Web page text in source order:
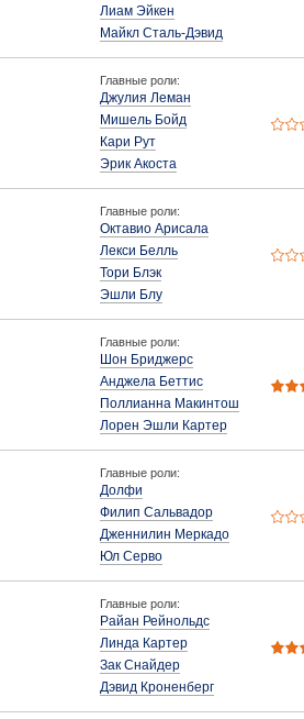
Лиам Эйкен
Майкл Сталь-Дэвид
Главные роли:
Джулия Леман
Мишель Бойд
Кари Рут
Эрик Акоста
Главные роли:
Октавио Арисала
Лекси Белль
Тори Блэк
Эшли Блу
Главные роли:
Шон Бриджерс
Анджела Беттис
Поллианна Макинтош
Лорен Эшли Картер
Главные роли:
Долфи
Филип Сальвадор
Дженнилин Меркадо
Юл Серво
Главные роли:
Райан Рейнольдс
Линда Картер
Зак Снайдер
Дэвид Кроненберг